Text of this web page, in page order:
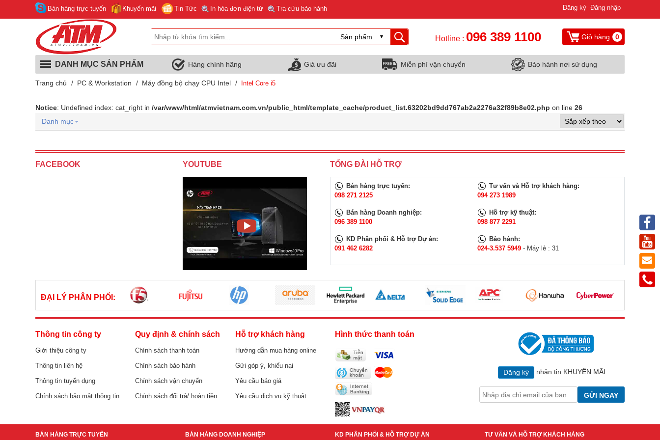
Bán hàng trực tuyến Khuyến mãi Tin Tức In hóa đơn điện tử Tra cứu bảo hành Đăng ký Đăng nhập
Hotline : 096 389 1100 Giỏ hàng 0
DANH MỤC SẢN PHẨM Hàng chính hãng Giá ưu đãi Miễn phí vận chuyển Bảo hành nơi sử dụng
Trang chủ / PC & Workstation / Máy đồng bộ chạy CPU Intel / Intel Core i5
Notice: Undefined index: cat_right in /var/www/html/atmvietnam.com.vn/public_html/template_cache/product_list.63202bd9dd767ab2a2276a32f89b8e02.php on line 26
Danh mục
FACEBOOK YOUTUBE TỔNG ĐÀI HỖ TRỢ
Bán hàng trực tuyến:
098 271 2125
Bán hàng Doanh nghiệp:
096 389 1100
KD Phân phối & Hỗ trợ Dự án:
091 462 6282
Tư vấn và Hỗ trợ khách hàng:
094 273 1989
Hỗ trợ kỹ thuật:
098 877 2291
Bảo hành:
024-3.537 5949 - Máy lẻ : 31
ĐẠI LÝ PHÂN PHỐI:
Thông tin công ty
Giới thiệu công ty
Thông tin liên hệ
Thông tin tuyển dụng
Chính sách bảo mật thông tin
Quy định & chính sách
Chính sách thanh toán
Chính sách bảo hành
Chính sách vận chuyển
Chính sách đổi trả/ hoàn tiền
Hỗ trợ khách hàng
Hướng dẫn mua hàng online
Gửi góp ý, khiếu nại
Yêu cầu báo giá
Yêu cầu dịch vụ kỹ thuật
Hình thức thanh toán
Đăng ký nhận tin KHUYẾN MÃI
GỬI NGAY
BÁN HÀNG TRỰC TUYẾN BÁN HÀNG DOANH NGHIỆP KD PHÂN PHỐI & HỖ TRỢ DỰ ÁN TƯ VẤN VÀ HỖ TRỢ KHÁCH HÀNG